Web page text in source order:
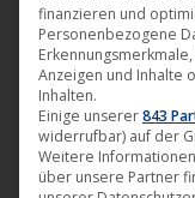
finanzieren und
Personenbezogene
Anzeigen und Inhalte
Inhalten.
Einige unserer843
widerrufbar) auf der
Weitere
über unsere Partner